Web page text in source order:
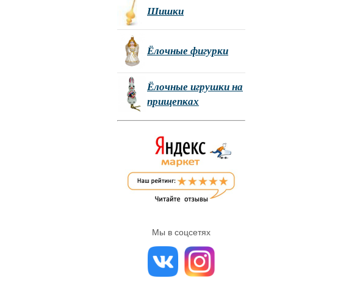
Шишки
Ёлочные фигурки
Ёлочные игрушки на
прищепках
Мы в соцсетях